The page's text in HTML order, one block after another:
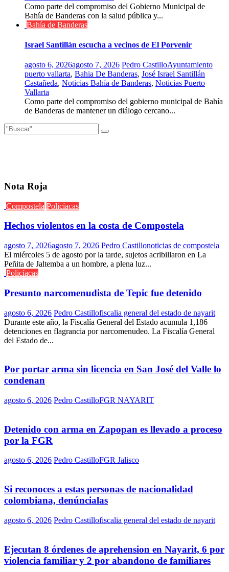
Como parte del compromiso del Gobierno Municipal de
Bahía de Banderas con la salud pública y...
Bahía de Banderas
Israel Santillán escucha a vecinos de El Porvenir
agosto 6, 2026agosto 7, 2026 Pedro CastilloAyuntamiento
puerto vallarta, Bahia De Banderas, José Israel Santillán
Castañeda, Noticias Bahía de Banderas, Noticias Puerto
Vallarta
Como parte del compromiso del gobierno municipal de Bahía
de Banderas de mantener un diálogo cercano...
Nota Roja
Compostela Policíacas
Hechos violentos en la costa de Compostela
agosto 7, 2026agosto 7, 2026 Pedro Castillonoticias de compostela
El miércoles 5 de agosto por la tarde, sujetos acribillaron en La
Peñita de Jaltemba a un hombre, a plena luz...
Policíacas
Presunto narcomenudista de Tepic fue detenido
agosto 6, 2026 Pedro Castillofiscalia general del estado de nayarit
Durante este año, la Fiscalía General del Estado acumula 1,186
detenciones en flagrancia por narcomenudeo. La Fiscalía General
del Estado de...
Por portar arma sin licencia en San José del Valle lo
condenan
agosto 6, 2026 Pedro CastilloFGR NAYARIT
Detenido con arma en Zapopan es llevado a proceso
por la FGR
agosto 6, 2026 Pedro CastilloFGR Jalisco
Si reconoces a estas personas de nacionalidad
colombiana, denúncialas
agosto 6, 2026 Pedro Castillofiscalia general del estado de nayarit
Ejecutan 8 órdenes de aprehension en Nayarit, 6 por
violencia familiar y 2 por abandono de familiares